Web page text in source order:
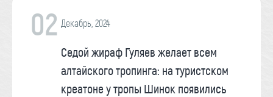
02 Декабрь, 2024
Седой жираф Гуляев желает всем
алтайского тропинга: на туристском
креатоне у тропы Шинок появились